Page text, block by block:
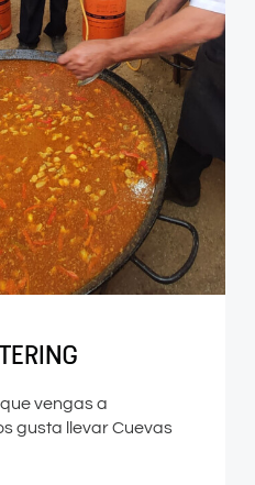
vengas a
gusta llevar Cuevas